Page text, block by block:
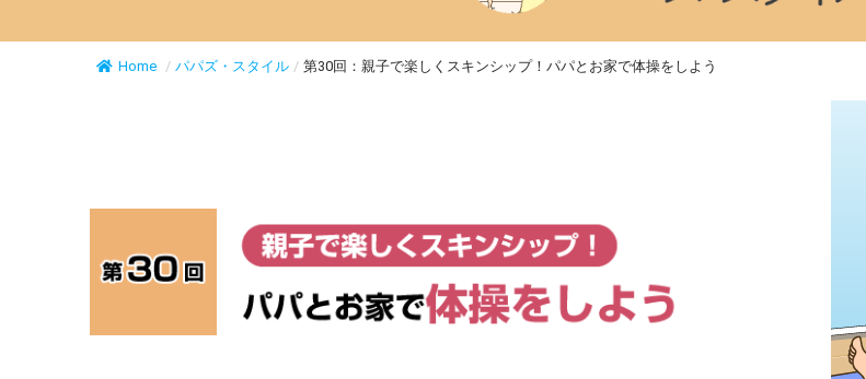
Home / パパズ・スタイル / 第30回：親子で楽しくスキンシップ！パパとお家で体操をしよう